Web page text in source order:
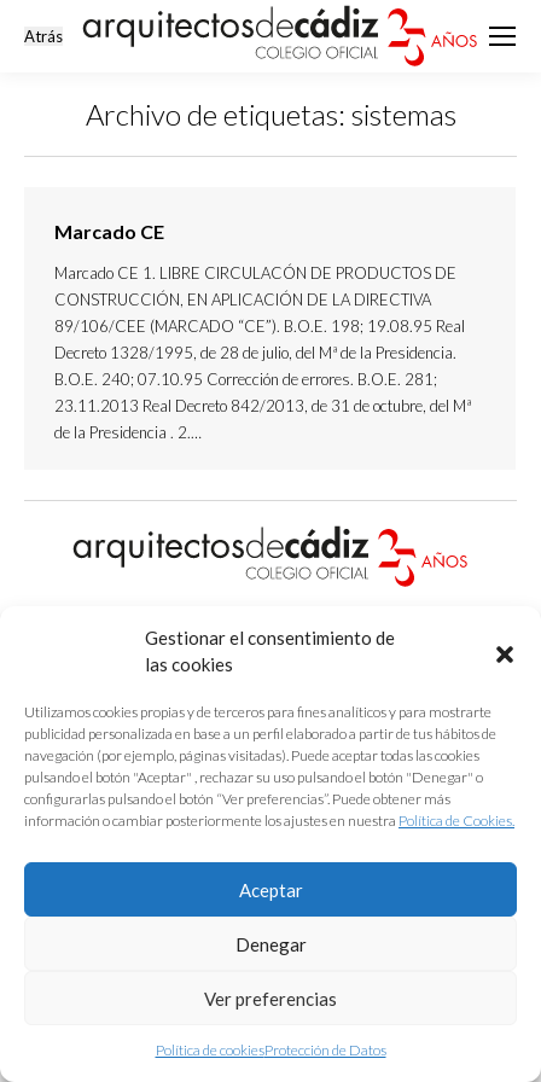
Gestionar el consentimiento de
las cookies
Utilizamos cookies propias y de terceros para fines analíticos y para mostrarte
publicidad personalizada en base a un perfil elaborado a partir de tus hábitos de
navegación (por ejemplo, páginas visitadas). Puede aceptar todas las cookies
pulsando el botón "Aceptar" , rechazar su uso pulsando el botón "Denegar" o
configurarlas pulsando el botón “Ver preferencias”. Puede obtener más
información o cambiar posteriormente los ajustes en nuestra Política de Cookies.
Aceptar
Denegar
Ver preferencias
Política de cookiesProtección de Datos
Archivo de etiquetas: sistemas
Marcado CE
Marcado CE 1. LIBRE CIRCULACÓN DE PRODUCTOS DE
CONSTRUCCIÓN, EN APLICACIÓN DE LA DIRECTIVA
89/106/CEE (MARCADO “CE”). B.O.E. 198; 19.08.95 Real
Decreto 1328/1995, de 28 de julio, del Mª de la Presidencia.
B.O.E. 240; 07.10.95 Corrección de errores. B.O.E. 281;
23.11.2013 Real Decreto 842/2013, de 31 de octubre, del Mª
de la Presidencia . 2.…